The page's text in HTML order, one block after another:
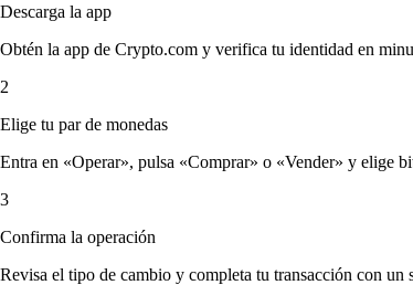
Descarga la app
Obtén la app de Crypto.com y verifica tu identidad en
2
Elige tu par de monedas
Entra en «Operar», pulsa «Comprar» o «Vender» y elige
3
Confirma la operación
Revisa el tipo de cambio y completa tu transacción con un